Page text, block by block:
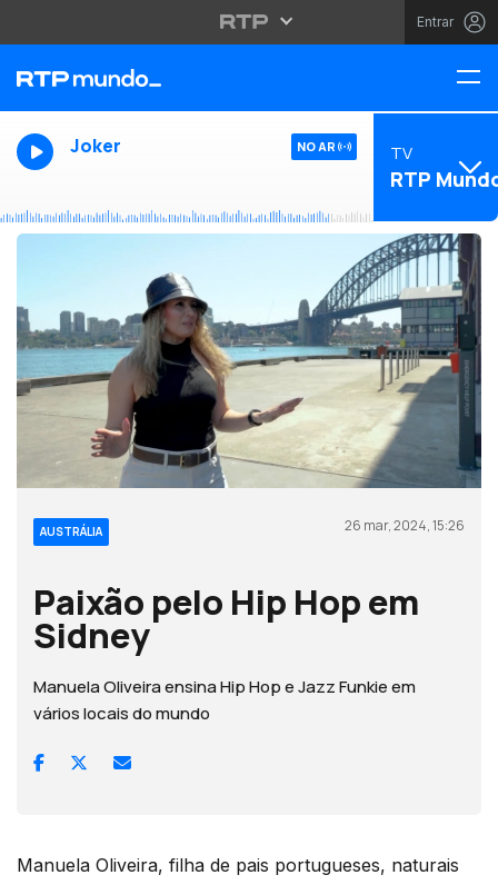
Entrar
Joker NO AR TV
RTP
AUSTRÁLIA 26 mar, 2024, 15:26
Paixão pelo Hip Hop em
Sidney
Manuela Oliveira ensina Hip Hop e Jazz Funkie em
vários locais do mundo
Manuela Oliveira, filha de pais portugueses, naturais